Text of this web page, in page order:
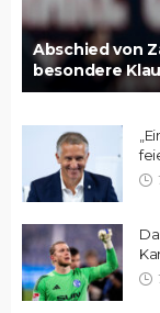
Abschied von
besondere